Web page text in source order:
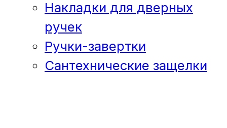
Накладки для дверных
ручек
Ручки-завертки
Сантехнические защелки